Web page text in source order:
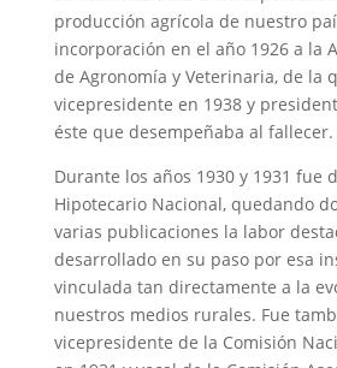
producción agrícola de nuestro
incorporación en el año 1926 a la
de Agronomía y Veterinaria, de la
vicepresidente en 1938 y
éste que desempeñaba al fallecer.
Durante los años 1930 y 1931 fue
Hipotecario Nacional, quedando
varias publicaciones la labor
desarrollado en su paso por esa
vinculada tan directamente a la
nuestros medios rurales. Fue
vicepresidente de la Comisión